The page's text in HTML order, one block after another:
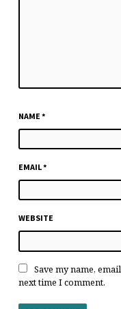
NAME *
EMAIL*
WEBSITE
Save my name,
next time I comment.